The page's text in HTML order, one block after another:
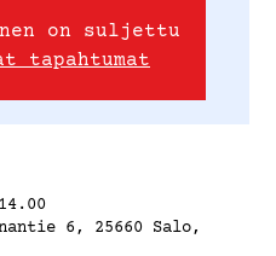
on suljettu
tapahtumat
6, 25660 Salo,